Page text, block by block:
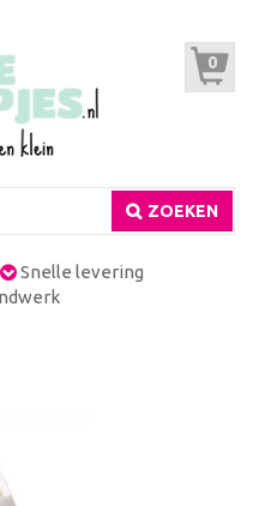
0
ZOEKEN
Snelle levering